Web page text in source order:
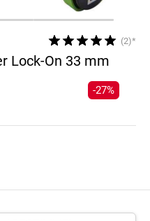
(2)*
Lock-On 33 mm
-27%